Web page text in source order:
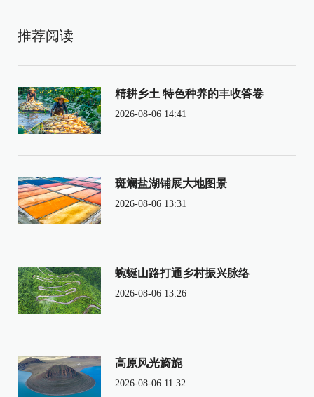
推荐阅读
精耕乡土 特色种养的丰收答卷
2026-08-06 14:41
斑斓盐湖铺展大地图景
2026-08-06 13:31
蜿蜒山路打通乡村振兴脉络
2026-08-06 13:26
高原风光旖旎
2026-08-06 11:32